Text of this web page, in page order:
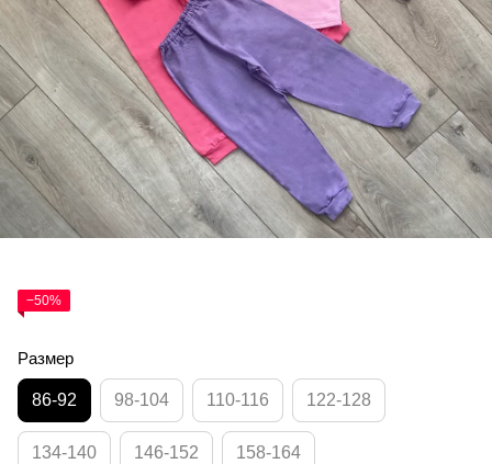
−50%
Размер
86-92 98-104 110-116 122-128
134-140 146-152 158-164